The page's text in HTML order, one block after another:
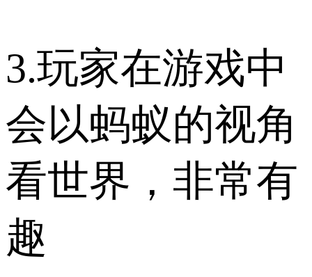
3.玩家在游戏中
会以蚂蚁的视角
看世界，非常有
趣